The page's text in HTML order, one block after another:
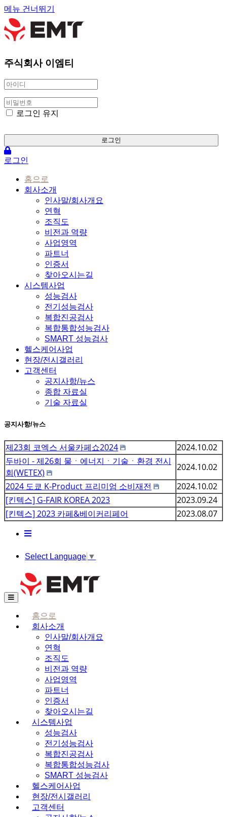
메뉴 건너뛰기
주식회사 이엠티
로그인 유지
로그인
로그인
홈으로
회사소개
인사말/회사개요
연혁
조직도
비전과 역량
사업영역
파트너
인증서
찾아오시는길
시스템사업
성능검사
전기성능검사
복합진공검사
복합통합성능검사
SMART 성능검사
헬스케어사업
현장/전시갤러리
고객센터
공지사항/뉴스
종합 자료실
기술 자료실
공지사항/뉴스
제23회 코엑스 서울카페쇼2024
2024.10.02
두바이 - 제26회 물ㆍ에너지ㆍ기술ㆍ환경 전시
회(WETEX)
2024.10.02
2024 도쿄 K-Product 프리미엄 소비재전
2024.10.02
[킨텍스] G-FAIR KOREA 2023
2023.09.24
[킨텍스] 2023 카페&베이커리페어
2023.08.07
Select Language ▼
홈으로
회사소개
인사말/회사개요
연혁
조직도
비전과 역량
사업영역
파트너
인증서
찾아오시는길
시스템사업
성능검사
전기성능검사
복합진공검사
복합통합성능검사
SMART 성능검사
헬스케어사업
현장/전시갤러리
고객센터